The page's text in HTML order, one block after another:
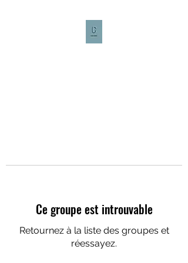
Ce groupe est introuvable
Retournez à la liste des groupes et
réessayez.